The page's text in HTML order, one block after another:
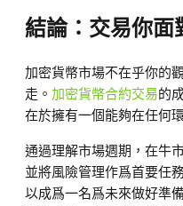
結論：交易你面
加密貨幣市場不在乎你的
走。 加密貨幣合約交易的
在於擁有一個能夠在任何
通過理解市場週期，在牛
並將風險管理作爲首要任
以成爲一名爲未來做好準